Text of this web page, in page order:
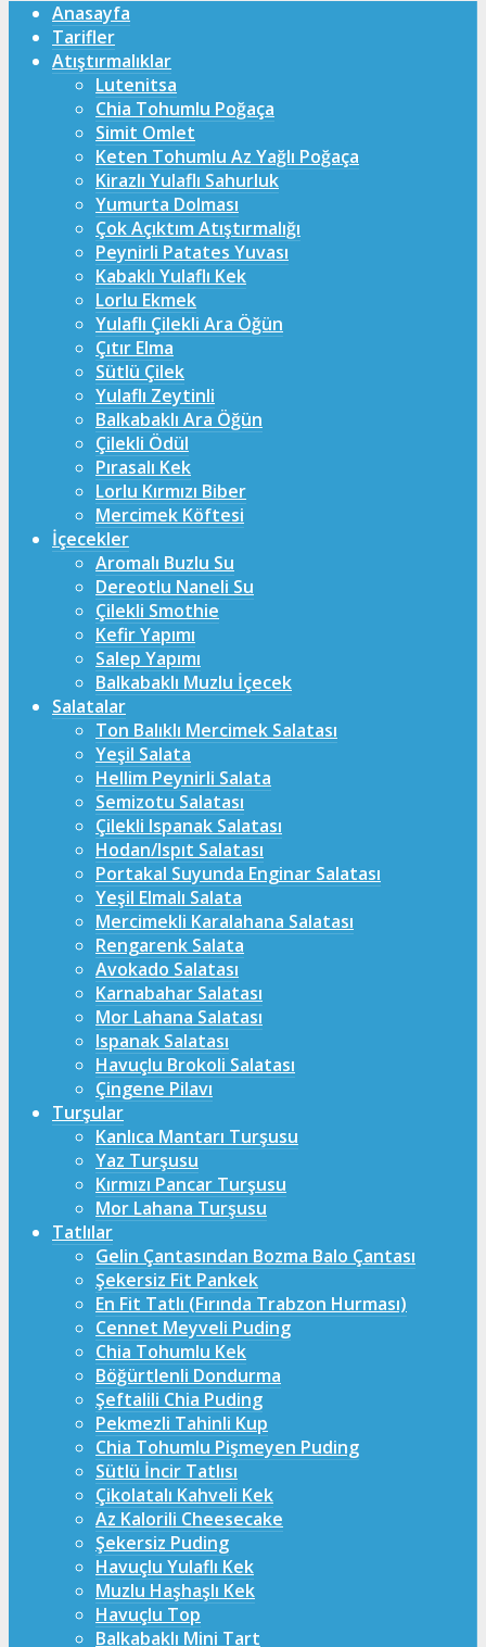
Anasayfa
Tarifler
Atıştırmalıklar
Lutenitsa
Chia Tohumlu Poğaça
Simit Omlet
Keten Tohumlu Az Yağlı Poğaça
Kirazlı Yulaflı Sahurluk
Yumurta Dolması
Çok Açıktım Atıştırmalığı
Peynirli Patates Yuvası
Kabaklı Yulaflı Kek
Lorlu Ekmek
Yulaflı Çilekli Ara Öğün
Çıtır Elma
Sütlü Çilek
Yulaflı Zeytinli
Balkabaklı Ara Öğün
Çilekli Ödül
Pırasalı Kek
Lorlu Kırmızı Biber
Mercimek Köftesi
İçecekler
Aromalı Buzlu Su
Dereotlu Naneli Su
Çilekli Smothie
Kefir Yapımı
Salep Yapımı
Balkabaklı Muzlu İçecek
Salatalar
Ton Balıklı Mercimek Salatası
Yeşil Salata
Hellim Peynirli Salata
Semizotu Salatası
Çilekli Ispanak Salatası
Hodan/Ispıt Salatası
Portakal Suyunda Enginar Salatası
Yeşil Elmalı Salata
Mercimekli Karalahana Salatası
Rengarenk Salata
Avokado Salatası
Karnabahar Salatası
Mor Lahana Salatası
Ispanak Salatası
Havuçlu Brokoli Salatası
Çingene Pilavı
Turşular
Kanlıca Mantarı Turşusu
Yaz Turşusu
Kırmızı Pancar Turşusu
Mor Lahana Turşusu
Tatlılar
Gelin Çantasından Bozma Balo Çantası
Şekersiz Fit Pankek
En Fit Tatlı (Fırında Trabzon Hurması)
Cennet Meyveli Puding
Chia Tohumlu Kek
Böğürtlenli Dondurma
Şeftalili Chia Puding
Pekmezli Tahinli Kup
Chia Tohumlu Pişmeyen Puding
Sütlü İncir Tatlısı
Çikolatalı Kahveli Kek
Az Kalorili Cheesecake
Şekersiz Puding
Havuçlu Yulaflı Kek
Muzlu Haşhaşlı Kek
Havuçlu Top
Balkabaklı Mini Tart